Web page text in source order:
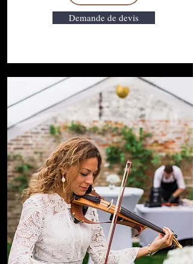
Demande de devis